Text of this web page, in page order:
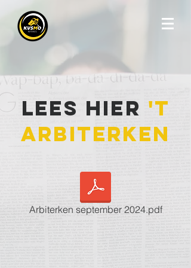
Lees hier 't
ArbiterkeN
Arbiterken september 2024.pdf